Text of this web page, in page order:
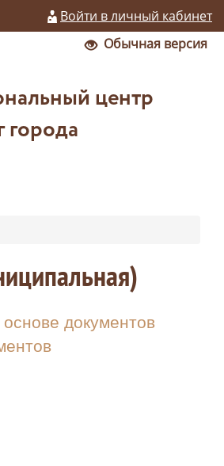
Войти в личный кабинет
Обычная версия
центр
города
документов